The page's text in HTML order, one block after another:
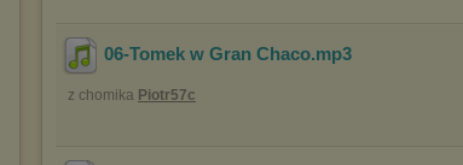
06-Tomek w Gran Chaco.mp3
z chomika Piotr57c